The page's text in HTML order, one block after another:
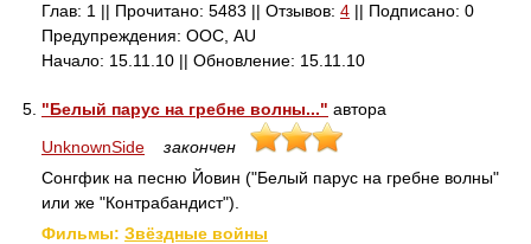
Глав: 1 || Прочитано: 5483 || Отзывов: 4 || Подписано: 0
Предупреждения: ООС, AU
Начало: 15.11.10 || Обновление: 15.11.10
5. "Белый парус на гребне волны..." автора
UnknownSide
закончен
Сонгфик на песню Йовин ("Белый парус на гребне волны"
или же "Контрабандист").
Фильмы: Звёздные войны